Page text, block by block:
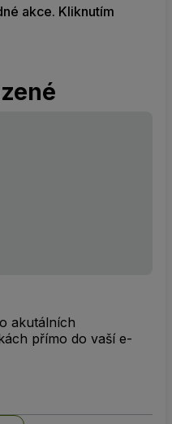
akce. Kliknutím
akutálních
přímo do vaší e-